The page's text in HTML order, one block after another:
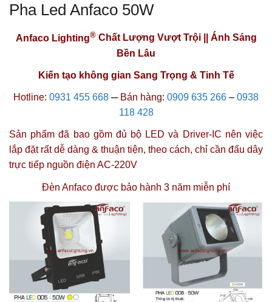
Pha Led Anfaco 50W
Anfaco Lighting® Chất Lượng Vượt Trội || Ánh Sáng
Bền Lâu
Kiến tạo không gian Sang Trọng & Tinh Tế
Hotline: 0931 455 668 ─Bán hàng: 0909 635 266 – 0938
118 428
Sản phẩm đã bao gồm đủ bộ LED và Driver-IC nên việc
lắp đặt rất dễ dàng & thuận tiện, theo cách, chỉ cần đấu dây
trực tiếp nguồn điện AC-220V
Đèn Anfaco được bảo hành 3 năm miễn phí